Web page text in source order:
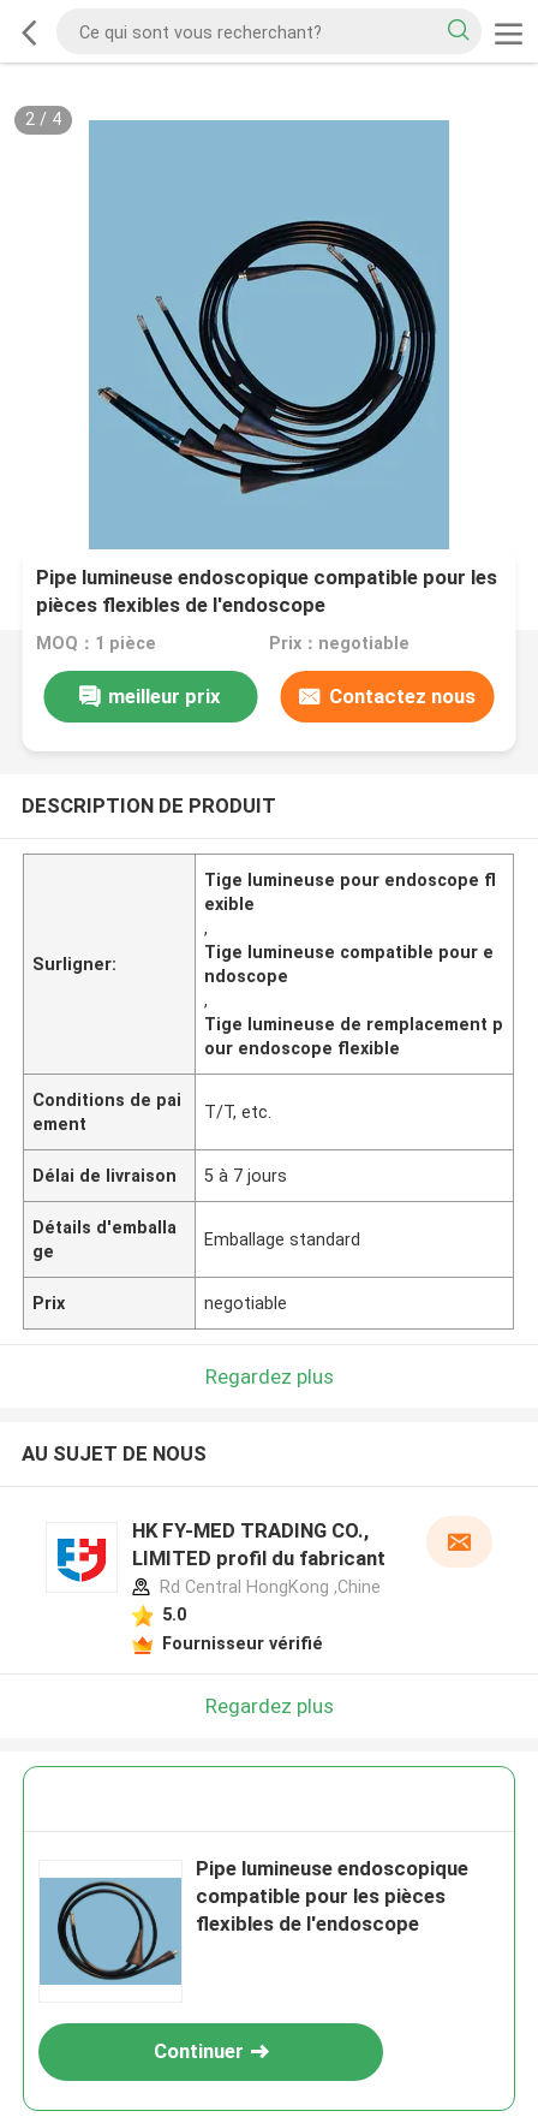
2/ 4
Pipe lumineuse endoscopique compatible pour les
pièces flexibles de l'endoscope
MOQ：1 pièce Prix：negotiable
meilleur prix Contactez nous
DESCRIPTION DE PRODUIT
Surligner:
Tige lumineuse pour endoscope fl
exible
,
Tige lumineuse compatible pour e
ndoscope
,
Tige lumineuse de remplacement p
our endoscope flexible
Conditions de pai
ement
T/T, etc.
Délai de livraison 5 à 7 jours
Détails d'emballa
ge
Emballage standard
Prix negotiable
Regardez plus
AU SUJET DE NOUS
HK FY-MED TRADING CO.,
LIMITED profil du fabricant
Rd Central HongKong ,Chine
5.0
Fournisseur vérifié
Regardez plus
Pipe lumineuse endoscopique
compatible pour les pièces
flexibles de l'endoscope
Continuer